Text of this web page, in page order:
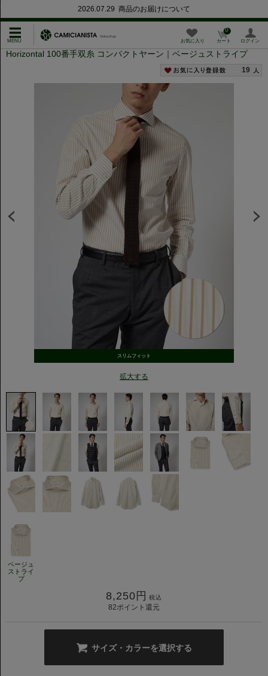
2026.07.29 商品のお届けについて
お気に入り カート
0
ログイン
Horizontal 100番手双糸 コンパクトヤーン｜ベージュストライプ
19
スリムフィット
拡大する
ベージュ
ストライ
プ
8,250 円 税込
82ポイント還元
サイズ・カラーを選択する